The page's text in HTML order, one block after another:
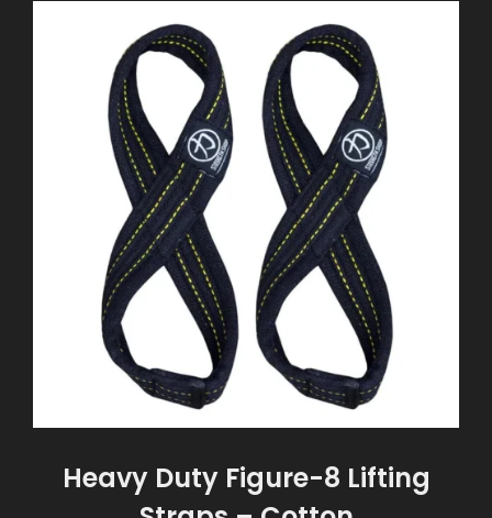
Heavy Duty Figure-8 Lifting